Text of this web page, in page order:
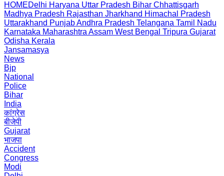
HOMEDelhi Haryana Uttar Pradesh Bihar Chhattisgarh
Madhya Pradesh Rajasthan Jharkhand Himachal Pradesh
Uttarakhand PunjabAndhra Pradesh Telangana Tamil Nadu
Karnataka Maharashtra Assam West Bengal Tripura Gujarat
Odisha Kerala
Jansamasya
News
Bjp
National
Police
Bihar
India
कांग्रेस
बीजेपी
Gujarat
भाजपा
Accident
Congress
Modi